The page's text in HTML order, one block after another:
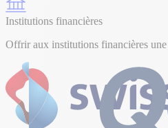
Institutions financières
Offrir aux institutions financières